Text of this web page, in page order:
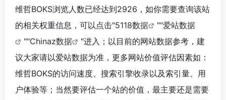
维哲BOKS浏览人数已经达到2926，如你需要查询该站
的相关权重信息，可以点击"5118数据 ""爱站数据
""Chinaz数据
"进入；以目前的网站数据参考，建
议大家请以爱站数据为准，更多网站价值评估因素如：
维哲BOKS的访问速度、搜索引擎收录以及索引量、用
户体验等；当然要评估一个站的价值，最主要还是需要